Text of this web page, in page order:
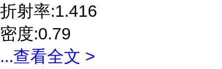
折射率:1.416
密度:0.79
...查看全文 >